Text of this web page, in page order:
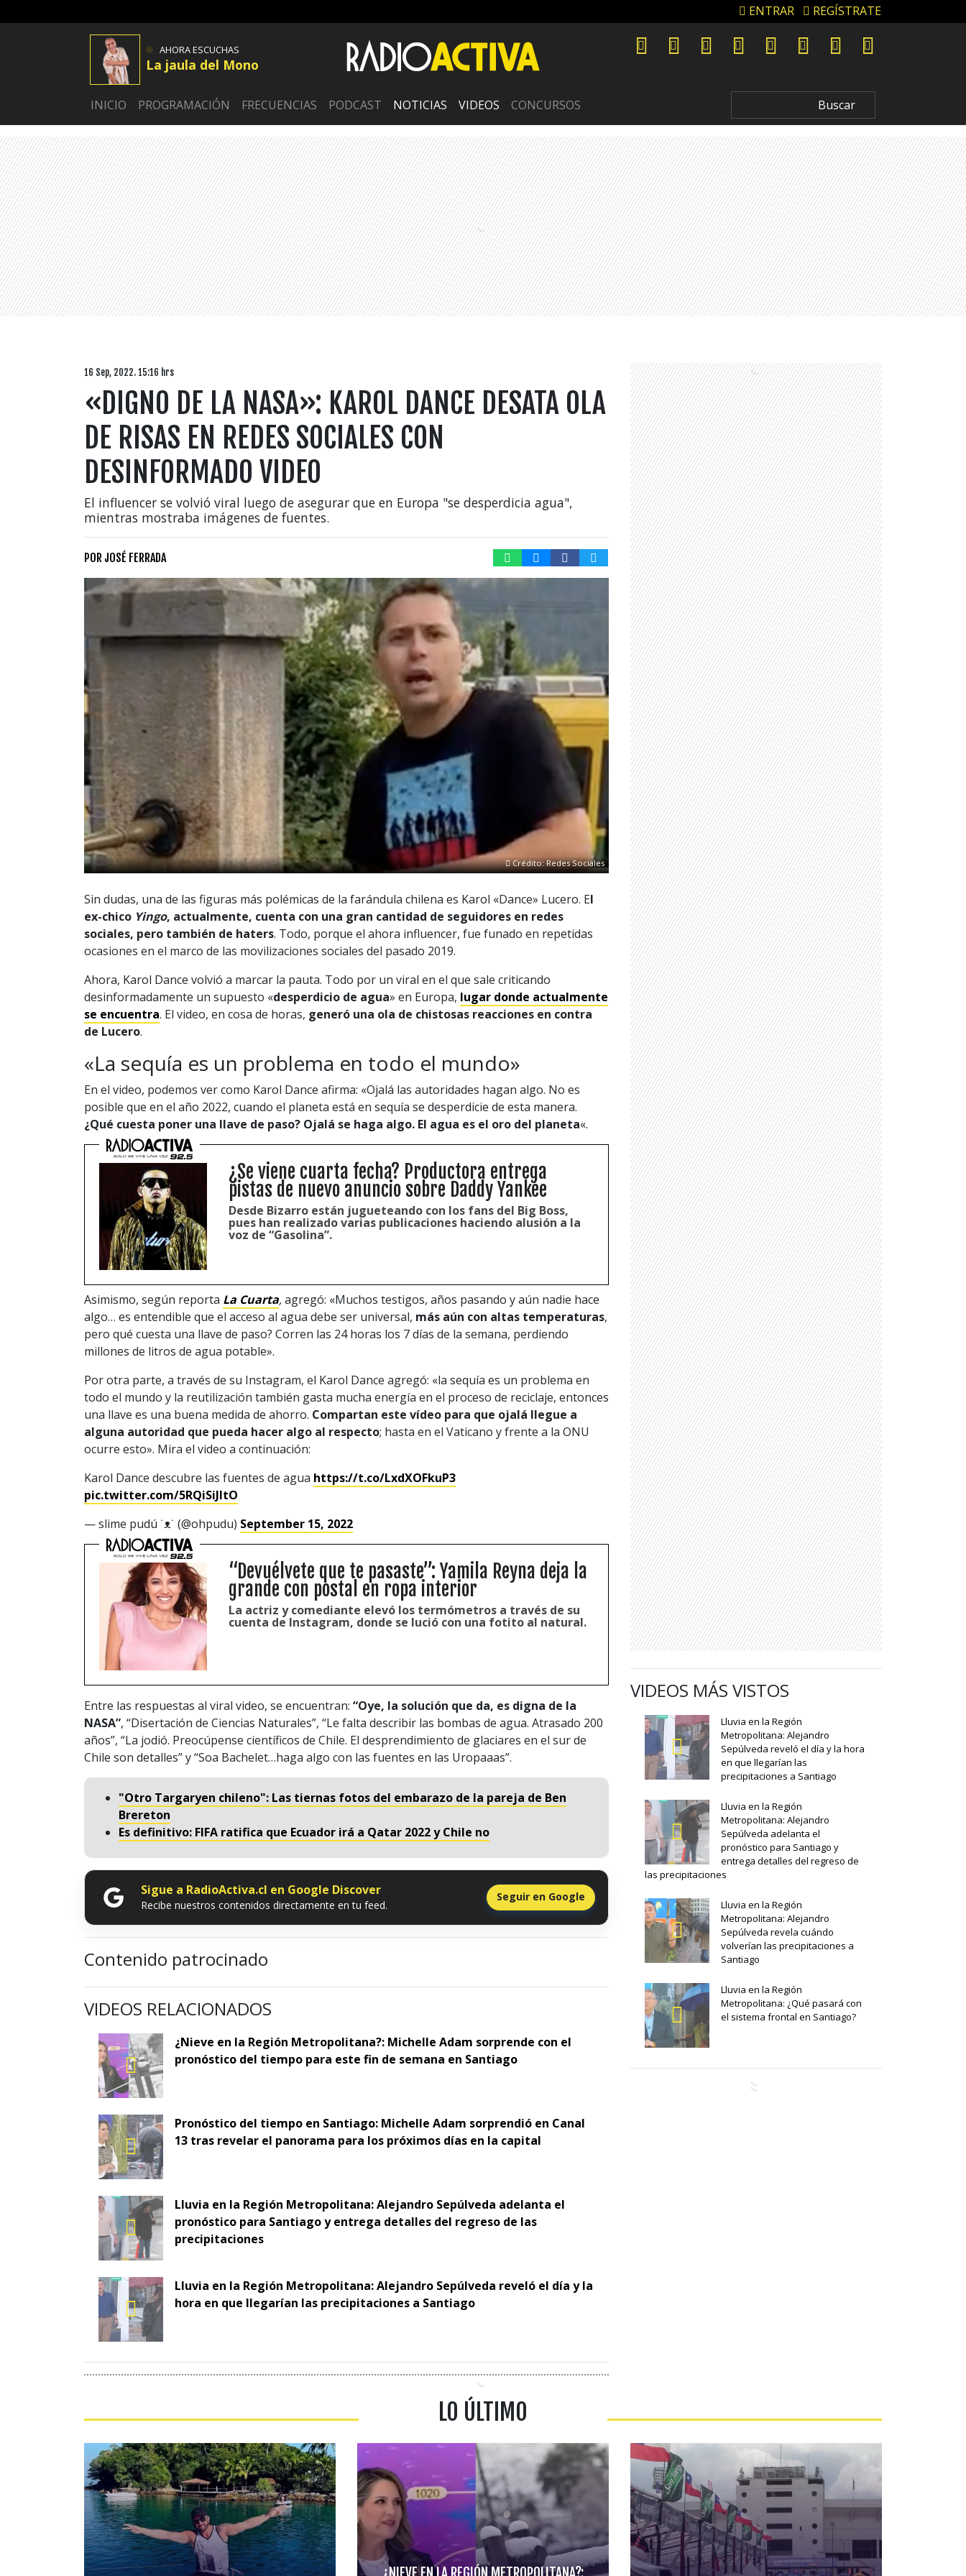
ENTRAR REGÍSTRATE
AHORA ESCUCHAS
La jaula del Mono
INICIO PROGRAMACIÓN FRECUENCIAS PODCAST NOTICIAS VIDEOS CONCURSOS
16 Sep, 2022. 15:16 hrs
«DIGNO DE LA NASA»: KAROL DANCE DESATA OLA
DE RISAS EN REDES SOCIALES CON
DESINFORMADO VIDEO
El influencer se volvió viral luego de asegurar que en Europa "se desperdicia agua",
mientras mostraba imágenes de fuentes.
POR JOSÉ FERRADA
Crédito: Redes Sociales
Sin dudas, una de las figuras más polémicas de la farándula chilena es Karol «Dance» Lucero. El
ex-chico Yingo, actualmente, cuenta con una gran cantidad de seguidores en redes
sociales, pero también de haters. Todo, porque el ahora influencer, fue funado en repetidas
ocasiones en el marco de las movilizaciones sociales del pasado 2019.
Ahora, Karol Dance volvió a marcar la pauta. Todo por un viral en el que sale criticando
desinformadamente un supuesto «desperdicio de agua» en Europa, lugar donde actualmente
se encuentra. El video, en cosa de horas, generó una ola de chistosas reacciones en contra
de Lucero.
«La sequía es un problema en todo el mundo»
En el video, podemos ver como Karol Dance afirma: «Ojalá las autoridades hagan algo. No es
posible que en el año 2022, cuando el planeta está en sequía se desperdicie de esta manera.
¿Qué cuesta poner una llave de paso? Ojalá se haga algo. El agua es el oro del planeta«.
¿Se viene cuarta fecha? Productora entrega
pistas de nuevo anuncio sobre Daddy Yankee
Desde Bizarro están jugueteando con los fans del Big Boss,
pues han realizado varias publicaciones haciendo alusión a la
voz de “Gasolina”.
Asimismo, según reporta La Cuarta,agregó: «Muchos testigos, años pasando y aún nadie hace
algo… es entendible que el acceso al agua debe ser universal, más aún con altas temperaturas,
pero qué cuesta una llave de paso? Corren las 24 horas los 7 días de la semana, perdiendo
millones de litros de agua potable».
Por otra parte, a través de su Instagram, el Karol Dance agregó: «la sequía es un problema en
todo el mundo y la reutilización también gasta mucha energía en el proceso de reciclaje, entonces
una llave es una buena medida de ahorro. Compartan este vídeo para que ojalá llegue a
alguna autoridad que pueda hacer algo al respecto; hasta en el Vaticano y frente a la ONU
ocurre esto». Mira el video a continuación:
Karol Dance descubre las fuentes de agua https://t.co/LxdXOFkuP3
pic.twitter.com/5RQiSiJItO
— slime pudú ˙ᴥ˙ (@ohpudu) September 15, 2022
“Devuélvete que te pasaste”: Yamila Reyna deja la
grande con postal en ropa interior
La actriz y comediante elevó los termómetros a través de su
cuenta de Instagram, donde se lució con una fotito al natural.
Entre las respuestas al viral video, se encuentran: “Oye, la solución que da, es digna de la
NASA”, “Disertación de Ciencias Naturales”, “Le falta describir las bombas de agua. Atrasado 200
años”, “La jodió. Preocúpense científicos de Chile. El desprendimiento de glaciares en el sur de
Chile son detalles” y “Soa Bachelet…haga algo con las fuentes en las Uropaaas”.
"Otro Targaryen chileno": Las tiernas fotos del embarazo de la pareja de Ben
Brereton
Es definitivo: FIFA ratifica que Ecuador irá a Qatar 2022 y Chile no
Sigue a RadioActiva.cl en Google Discover
Recibe nuestros contenidos directamente en tu feed.
Seguir en Google
Contenido patrocinado
VIDEOS RELACIONADOS
¿Nieve en la Región Metropolitana?: Michelle Adam sorprende con el
pronóstico del tiempo para este fin de semana en Santiago
Pronóstico del tiempo en Santiago: Michelle Adam sorprendió en Canal
13 tras revelar el panorama para los próximos días en la capital
Lluvia en la Región Metropolitana: Alejandro Sepúlveda adelanta el
pronóstico para Santiago y entrega detalles del regreso de las
precipitaciones
Lluvia en la Región Metropolitana: Alejandro Sepúlveda reveló el día y la
hora en que llegarían las precipitaciones a Santiago
VIDEOS MÁS VISTOS
Lluvia en la Región
Metropolitana: Alejandro
Sepúlveda reveló el día y la hora
en que llegarían las
precipitaciones a Santiago
Lluvia en la Región
Metropolitana: Alejandro
Sepúlveda adelanta el
pronóstico para Santiago y
entrega detalles del regreso de
las precipitaciones
Lluvia en la Región
Metropolitana: Alejandro
Sepúlveda revela cuándo
volverían las precipitaciones a
Santiago
Lluvia en la Región
Metropolitana: ¿Qué pasará con
el sistema frontal en Santiago?
LO ÚLTIMO